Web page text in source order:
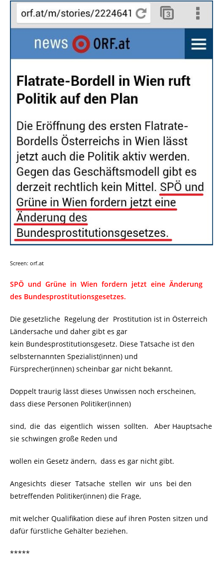
Screen: orf.at
SPÖ und Grüne in Wien fordern jetzt eine Änderung
des Bundesprostitutionsgesetzes.
Die gesetzliche Regelung der Prostitution ist in Österreich
Ländersache und daher gibt es gar
kein Bundesprostitutionsgesetz. Diese Tatsache ist den
selbsternannten Spezialist(innen) und
Fürsprecher(innen) scheinbar gar nicht bekannt.
Doppelt traurig lässt dieses Unwissen noch erscheinen,
dass diese Personen Politiker(innen)
sind, die das eigentlich wissen sollten. Aber Hauptsache
sie schwingen große Reden und
wollen ein Gesetz ändern, dass es gar nicht gibt.
Angesichts dieser Tatsache stellen wir uns bei den
betreffenden Politiker(innen) die Frage,
mit welcher Qualifikation diese auf ihren Posten sitzen und
dafür fürstliche Gehälter beziehen.
*****